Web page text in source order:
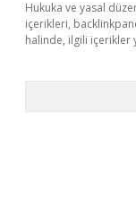
Hukuka ve yasal
içerikleri,
halinde, ilgili içerikler